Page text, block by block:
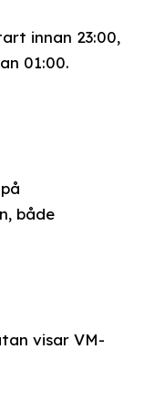
innan 23:00,
01:00.
både
visar VM-